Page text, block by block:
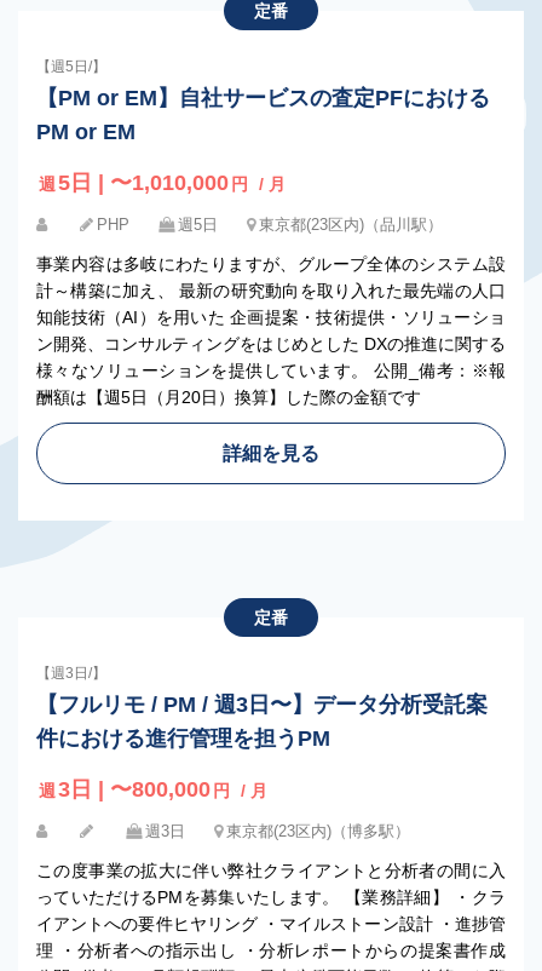
定番
【週5日/】
【PM or EM】自社サービスの査定PFにおける
PM or EM
週 5日 | 〜1,010,000 円 / 月
PHP 週5日 東京都(23区内)（品川駅）
事業内容は多岐にわたりますが、グループ全体のシステム設
計～構築に加え、 最新の研究動向を取り入れた最先端の人口
知能技術（AI）を用いた 企画提案・技術提供・ソリューショ
ン開発、コンサルティングをはじめとした DXの推進に関する
様々なソリューションを提供しています。 公開_備考：※報
酬額は【週5日（月20日）換算】した際の金額です
詳細を見る
定番
【週3日/】
【フルリモ / PM / 週3日〜】データ分析受託案
件における進行管理を担うPM
週 3日 | 〜800,000 円 / 月
週3日 東京都(23区内)（博多駅）
この度事業の拡大に伴い弊社クライアントと分析者の間に入
っていただけるPMを募集いたします。 【業務詳細】 ・クラ
イアントへの要件ヒヤリング ・マイルストーン設計 ・進捗管
理 ・分析者への指示出し ・分析レポートからの提案書作成